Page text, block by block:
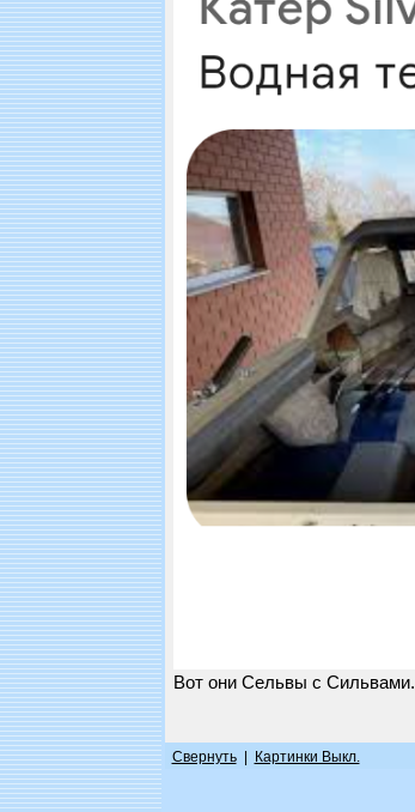
Вот они Сельвы с Сильвами.
Свернуть| Картинки Выкл.